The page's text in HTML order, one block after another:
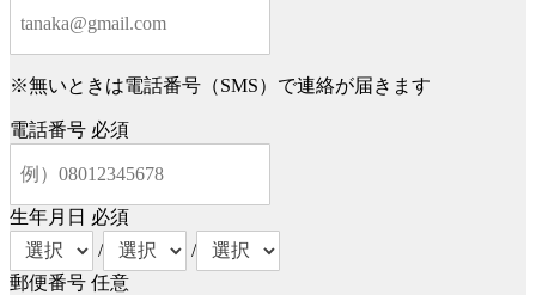
※無いときは電話番号（SMS）で連絡が届きます
電話番号 必須
生年月日 必須
/
/
郵便番号 任意